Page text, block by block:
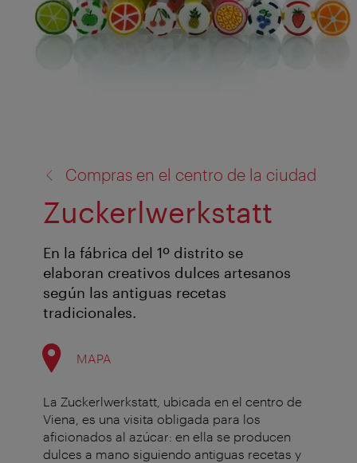
Compras en el centro de la ciudad
Zuckerlwerkstatt
En la fábrica del 1º distrito se
elaboran creativos dulces artesanos
según las antiguas recetas
tradicionales.
MAPA
La Zuckerlwerkstatt, ubicada en el centro de
Viena, es una visita obligada para los
aficionados al azúcar: en ella se producen
dulces a mano siguiendo antiguas recetas y